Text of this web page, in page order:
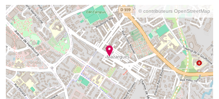
© contributeurs OpenStreetMap